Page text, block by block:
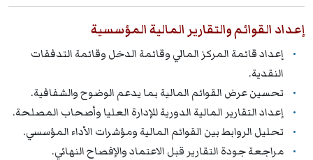
إعداد القوائم والتقارير المالية المؤسسية
إعداد قائمة المركز المالي وقائمة الدخل وقائمة التدفقات
النقدية.
تحسين عرض القوائم المالية بما يدعم الوضوح والشفافية.
إعداد التقارير المالية الدورية للإدارة العليا وأصحاب المصلحة.
تحليل الروابط بين القوائم المالية ومؤشرات الأداء المؤسسي.
مراجعة جودة التقارير قبل الاعتماد والإفصاح النهائي.